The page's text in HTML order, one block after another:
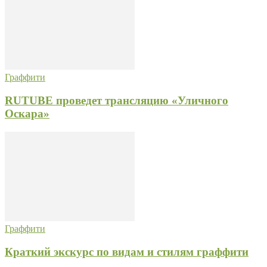
Граффити
RUTUBE проведет трансляцию «Уличного
Оскара»
Граффити
Краткий экскурс по видам и стилям граффити